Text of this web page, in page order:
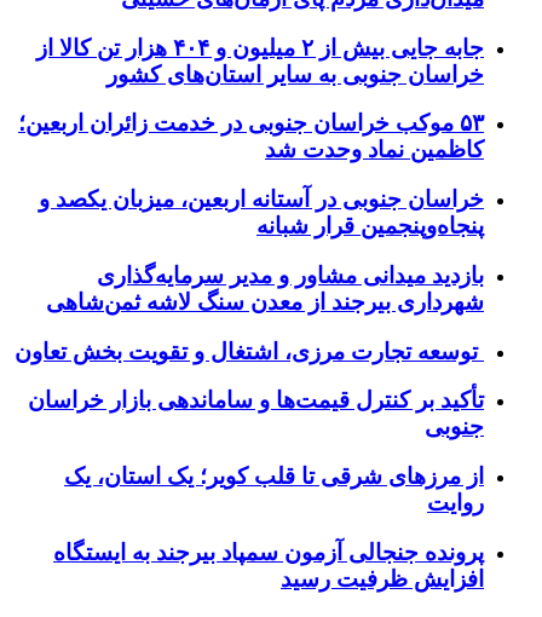
جابه جایی بیش از ۲ میلیون و ۴۰۴ هزار تن کالا از
خراسان جنوبی به سایر استان‌های کشور
۵۳ موکب خراسان جنوبی در خدمت زائران اربعین؛
کاظمین نماد وحدت شد
خراسان جنوبی در آستانه اربعین، میزبان یکصد و
پنجاه‌وپنجمین قرار شبانه
بازدید میدانی مشاور و مدیر سرمایه‌گذاری
شهرداری بیرجند از معدن سنگ لاشه ثمن‌شاهی
توسعه تجارت مرزی، اشتغال و تقویت بخش تعاون
تأکید بر کنترل قیمت‌ها و ساماندهی بازار خراسان
جنوبی
از مرزهای شرقی تا قلب کویر؛ یک استان، یک
روایت
پرونده جنجالی آزمون سمپاد بیرجند به ایستگاه
افزایش ظرفیت رسید